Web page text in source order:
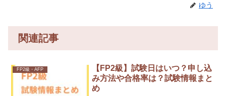
ゆう
関連記事
FP2級・AFP
【FP2級】試験日はいつ？申し込
み方法や合格率は？試験情報まと
め